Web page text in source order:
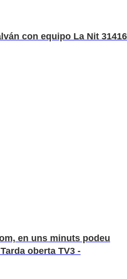
con equipo La Nit 31416
en uns minuts podeu
oberta TV3 -